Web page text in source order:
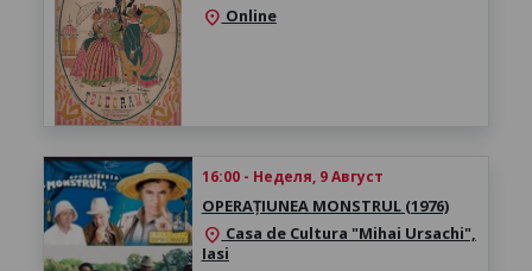
location_on Online
16:00 - Неделя, 9 Август
OPERAȚIUNEA MONSTRUL (1976)
location_on Casa de Cultura "Mihai Ursachi",
Iasi